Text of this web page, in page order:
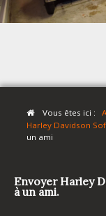
Vous êtes ici :
Harley Davidson
un ami
Envoyer Harley
à un ami.